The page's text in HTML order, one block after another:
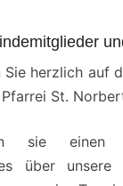
herzlich auf
St.
sie einen
über